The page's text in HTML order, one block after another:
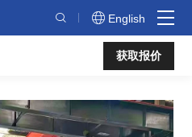
English
获取报价